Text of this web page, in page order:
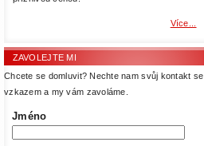
Více...
ZAVOLEJTE MI
Chcete se domluvit? Nechte nam svůj kontakt se
vzkazem a my vám zavoláme.
Jméno